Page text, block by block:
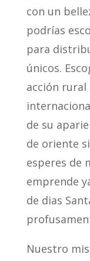
con un
podrías
para
únicos.
acción
de su
de oriente
esperes de
emprende
de dias
Nuestro